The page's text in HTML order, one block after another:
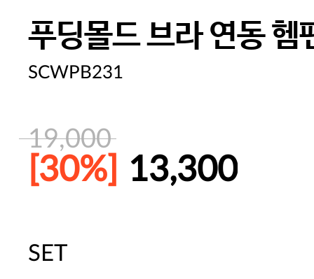
푸딩몰드 브라 연동 헴
SCWPB231
19,000
[30%] 13,300
주말특가 20%(8.7~8.9)/5만원 이
SET